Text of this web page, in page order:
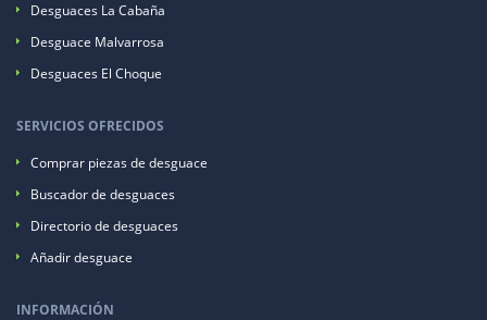
Desguaces La Cabaña
Desguace Malvarrosa
Desguaces El Choque
SERVICIOS OFRECIDOS
Comprar piezas de desguace
Buscador de desguaces
Directorio de desguaces
Añadir desguace
INFORMACIÓN